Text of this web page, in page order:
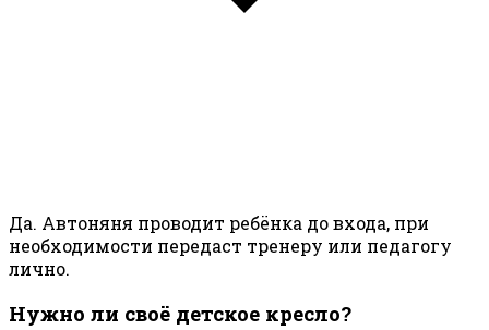
Да. Автоняня проводит ребёнка до входа, при
необходимости передаст тренеру или педагогу
лично.
Нужно ли своё детское кресло?